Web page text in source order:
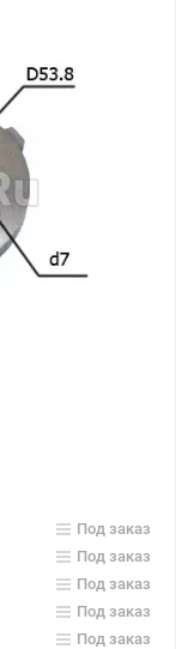
Под заказ
Под заказ
Под заказ
Под заказ
Под заказ